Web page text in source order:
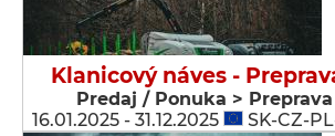
Klanicový náves -
Predaj / Ponuka >
16.01.2025 - 31.12.2025
SK-CZ-